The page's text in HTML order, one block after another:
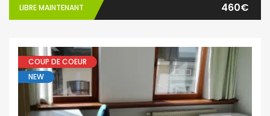
LIBRE MAINTENANT 460€
COUP DE COEUR
NEW